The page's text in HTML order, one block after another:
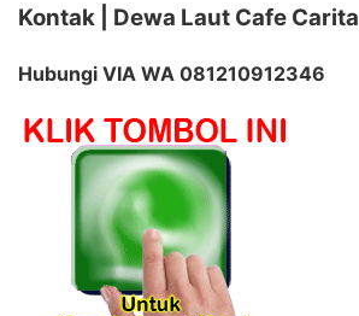
Kontak | Dewa Laut Cafe Carita
Hubungi VIA WA 081210912346